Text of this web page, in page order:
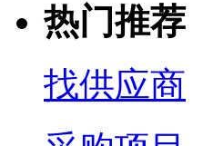
热门推荐
找供应商